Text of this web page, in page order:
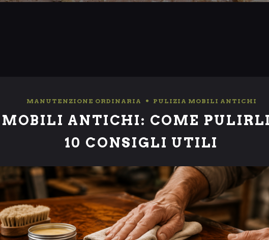
MANUTENZIONE ORDINARIA PULIZIA MOBILI ANTICHI
MOBILI ANTICHI: COME
10 CONSIGLI UTILI